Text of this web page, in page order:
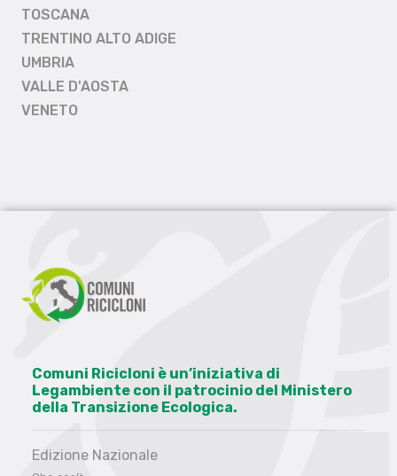
TOSCANA
TRENTINO ALTO ADIGE
UMBRIA
VALLE D'AOSTA
VENETO
Comuni Ricicloni è un’iniziativa di
Legambiente con il patrocinio del Ministero
della Transizione Ecologica.
Edizione Nazionale